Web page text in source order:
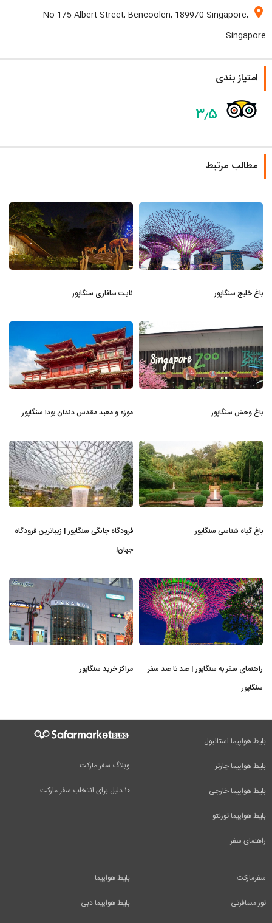
location_on
No 175 Albert Street, Bencoolen, 189970 Singapore,
Singapore
امتیاز بندی
۳٫۵
مطالب مرتبط
باغ خلیج سنگاپور نایت سافاری سنگاپور
باغ وحش سنگاپور موزه و معبد مقدس دندان بودا سنگاپور
باغ گیاه شناسی سنگاپور
فرودگاه چانگی سنگاپور | زیباترین فرودگاه
جهان!
راهنمای سفر به سنگاپور | صد تا صد سفر
سنگاپور
مراکز خرید سنگاپور
وبلاگ سفر مارکت
۱۰ دلیل برای انتخاب سفر مارکت
بلیط هواپیما استانبول
بلیط هواپیما چارتر
بلیط هواپیما خارجی
بلیط هواپیما تورنتو
راهنمای سفر
بلیط هواپیما
بلیط هواپیما دبی
سفرمارکت
تور مسافرتی